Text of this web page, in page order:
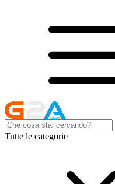
Tutte le categorie